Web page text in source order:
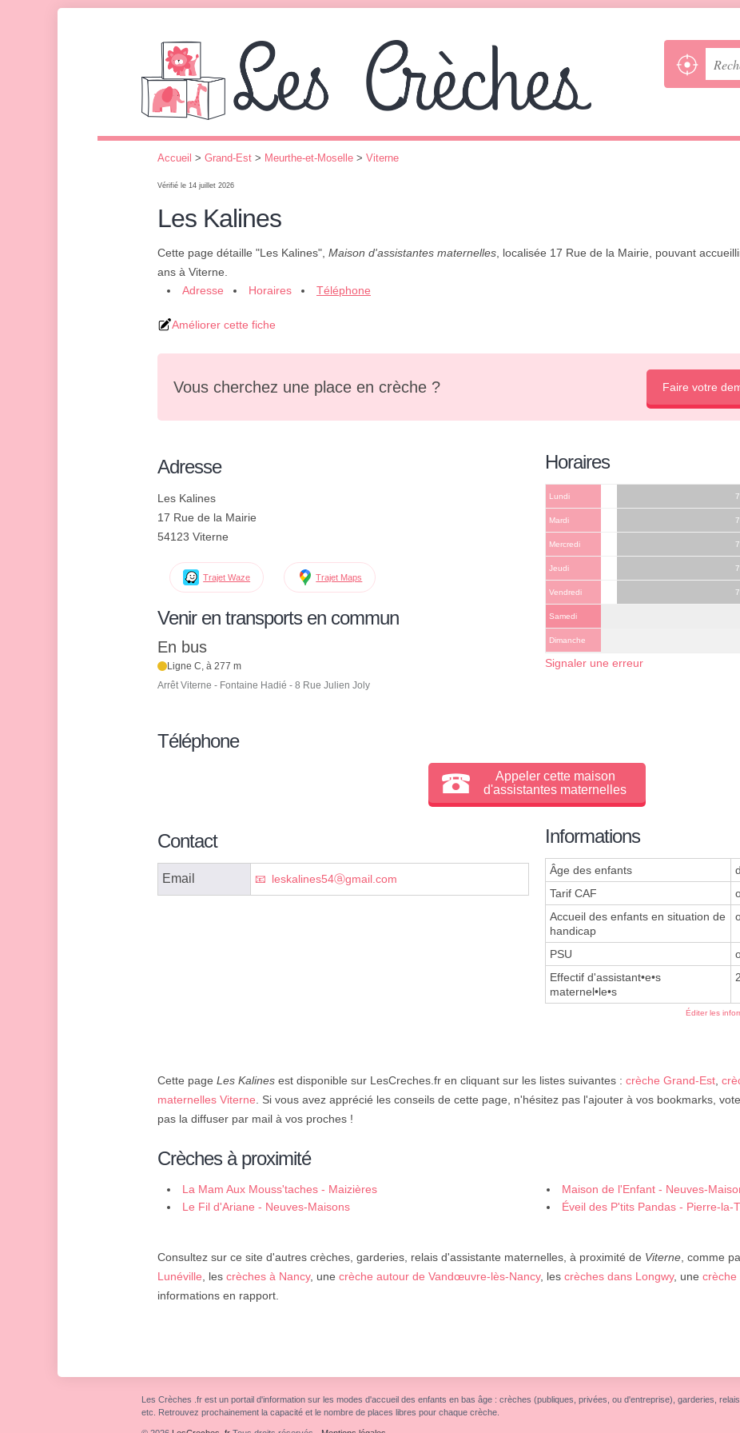
Accueil > Grand-Est > Meurthe-et-Moselle > Viterne
Vérifié le 14 juillet 2026
Les Kalines
Cette page détaille "Les Kalines", Maison d'assistantes maternelles , localisée 17 Rue de la Mairie, pouvant
ans à Viterne.
Adresse
Horaires Téléphone
Améliorer cette fiche
Vous cherchez une place en crèche ? Faire votre
Adresse
Les Kalines
17 Rue de la Mairie
54123 Viterne
Trajet Waze Trajet Maps
Venir en transports en commun
En bus
Ligne C, à 277 m
Arrêt Viterne - Fontaine Hadié - 8 Rue Julien Joly
Horaires
Lundi
Mardi
Mercredi
Jeudi
Vendredi
Samedi
Dimanche
Signaler une erreur
Téléphone
Appeler cette maison
d'assistantes maternelles
Contact
Email leskalines54ⓐgmail.com
Informations
Âge des enfants
Tarif CAF
Accueil des enfants en situation de
handicap
PSU
Effectif d'assistant•e•s
maternel•le•s
2
Éditer les
Cette page Les Kalines est disponible sur LesCreches.fr en cliquant sur les listes suivantes : crèche Grand-Est,
maternelles Viterne. Si vous avez apprécié les conseils de cette page, n'hésitez pas l'ajouter à vos bookmarks,
pas la diffuser par mail à vos proches !
Crèches à proximité
La Mam Aux Mouss'taches - Maizières
Maison de l'Enfant - Neuves-
Le Fil d'Ariane - Neuves-Maisons
Éveil des P'tits Pandas - Pierre-la-
Consultez sur ce site d'autres crèches, garderies, relais d'assistante maternelles, à proximité de Viterne, comme
Lunéville, les crèches à Nancy, une crèche autour de Vandœuvre-lès-Nancy, les crèches dans Longwy, une crèche
informations en rapport.
Les Crèches .fr est un portail d'information sur les modes d'accueil des enfants en bas âge : crèches (publiques, privées, ou d'entreprise), garderies,
etc. Retrouvez prochainement la capacité et le nombre de places libres pour chaque crèche.